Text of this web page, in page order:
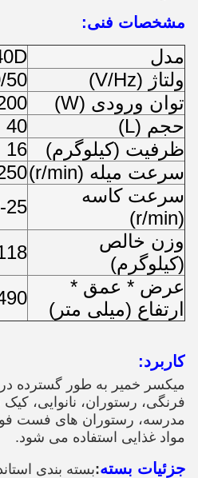
مشخصات فنی:
مدل
ولتاژ (V/Hz)
50
توان ورودی (W)
حجم (L)
40
ظرفیت (کیلوگرم)
16
سرعت میله (r/min)
سرعت کاسه
(r/min)
25
وزن خالص
(کیلوگرم)
عرض * عمق *
ارتفاع (میلی متر)
کاربرد:
میکسر خمیر به طور گسترده در
فرنگی، رستوران، نانوایی،
مدرسه، رستوران های فست
مواد غذایی استفاده می شود.
جزئیات بسته:بسته بندی